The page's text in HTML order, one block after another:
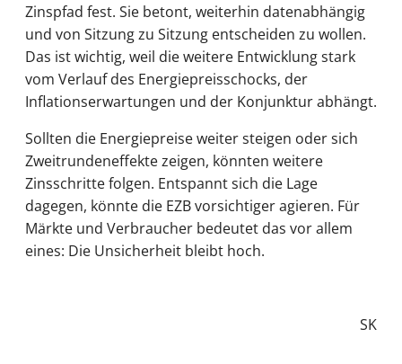
Zinspfad fest. Sie betont, weiterhin datenabhängig
und von Sitzung zu Sitzung entscheiden zu wollen.
Das ist wichtig, weil die weitere Entwicklung stark
vom Verlauf des Energiepreisschocks, der
Inflationserwartungen und der Konjunktur abhängt.
Sollten die Energiepreise weiter steigen oder sich
Zweitrundeneffekte zeigen, könnten weitere
Zinsschritte folgen. Entspannt sich die Lage
dagegen, könnte die EZB vorsichtiger agieren. Für
Märkte und Verbraucher bedeutet das vor allem
eines: Die Unsicherheit bleibt hoch.
SK